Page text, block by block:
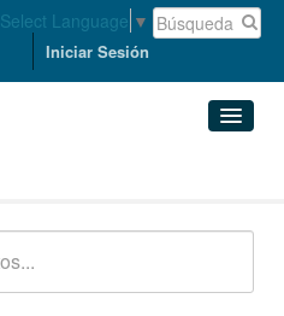
Select Language ▼
Iniciar Sesión